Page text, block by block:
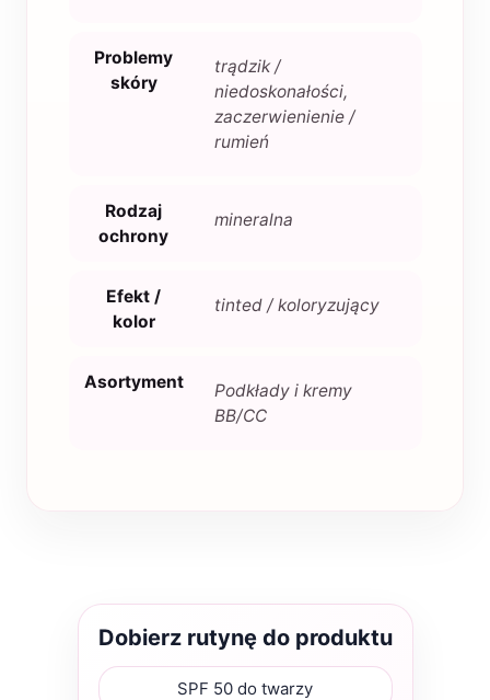
Problemy
skóry
trądzik /
niedoskonałości,
zaczerwienienie /
rumień
Rodzaj
ochrony
mineralna
Efekt /
kolor
tinted / koloryzujący
Asortyment
Podkłady i kremy
BB/CC
Dobierz rutynę do produktu
SPF 50 do twarzy